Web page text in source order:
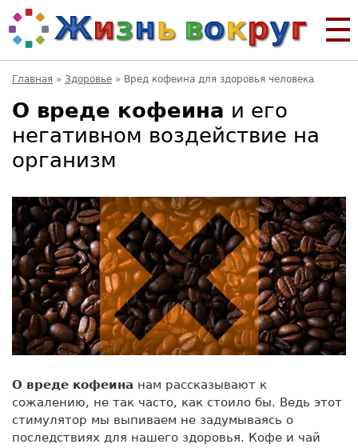
Главная » Здоровье » Вред кофеина для здоровья человека
О вреде кофеина и его
негативном воздействие на
организм
О вреде кофеина нам рассказывают к
сожалению, не так часто, как стоило бы. Ведь этот
стимулятор мы выпиваем не задумываясь о
последствиях для нашего здоровья. Кофе и чай